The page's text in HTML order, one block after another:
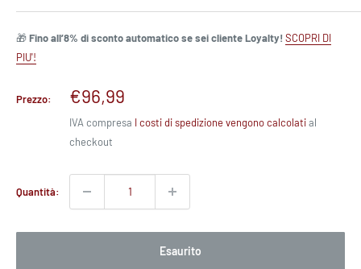
🎁Fino all’8% di sconto automatico se sei cliente Loyalty! SCOPRI DI
PIU'!
Prezzo:
Prezzo
scontato
€96,99
IVA compresa I costi di spedizione vengono calcolatial
checkout
Quantità:
Esaurito